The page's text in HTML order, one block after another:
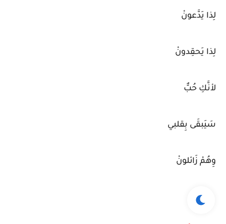
لِذا يَدَّعونْ
لِذا يَحقِدونْ
لأنَّكِ حُبٌّ
سَيَبقَى بِقلبي
وِهُمْ زَائلونْ